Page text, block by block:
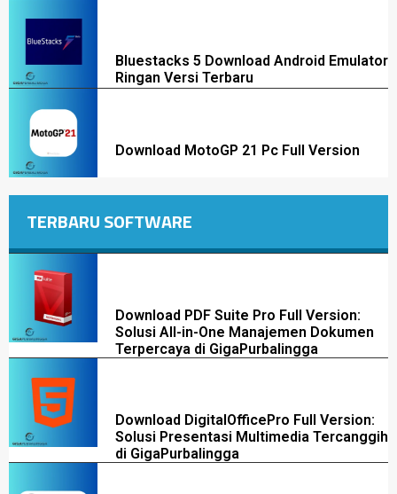
Bluestacks 5 Download Android Emulator
Ringan Versi Terbaru
Download MotoGP 21 Pc Full Version
TERBARU SOFTWARE
Download PDF Suite Pro Full Version:
Solusi All-in-One Manajemen Dokumen
Terpercaya di GigaPurbalingga
Download DigitalOfficePro Full Version:
Solusi Presentasi Multimedia Tercanggih
di GigaPurbalingga